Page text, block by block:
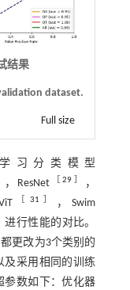
结果
dataset.
Full size
习分类模型
，ResNet ［29
，
［ 31
，Swim
进行性能的对比。
更改为3个类别的
及采用相同的训练
参数如下：优化器